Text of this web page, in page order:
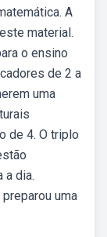
A
material.
o ensino
de 2 a
uma
de 4. O triplo
a dia.
uma